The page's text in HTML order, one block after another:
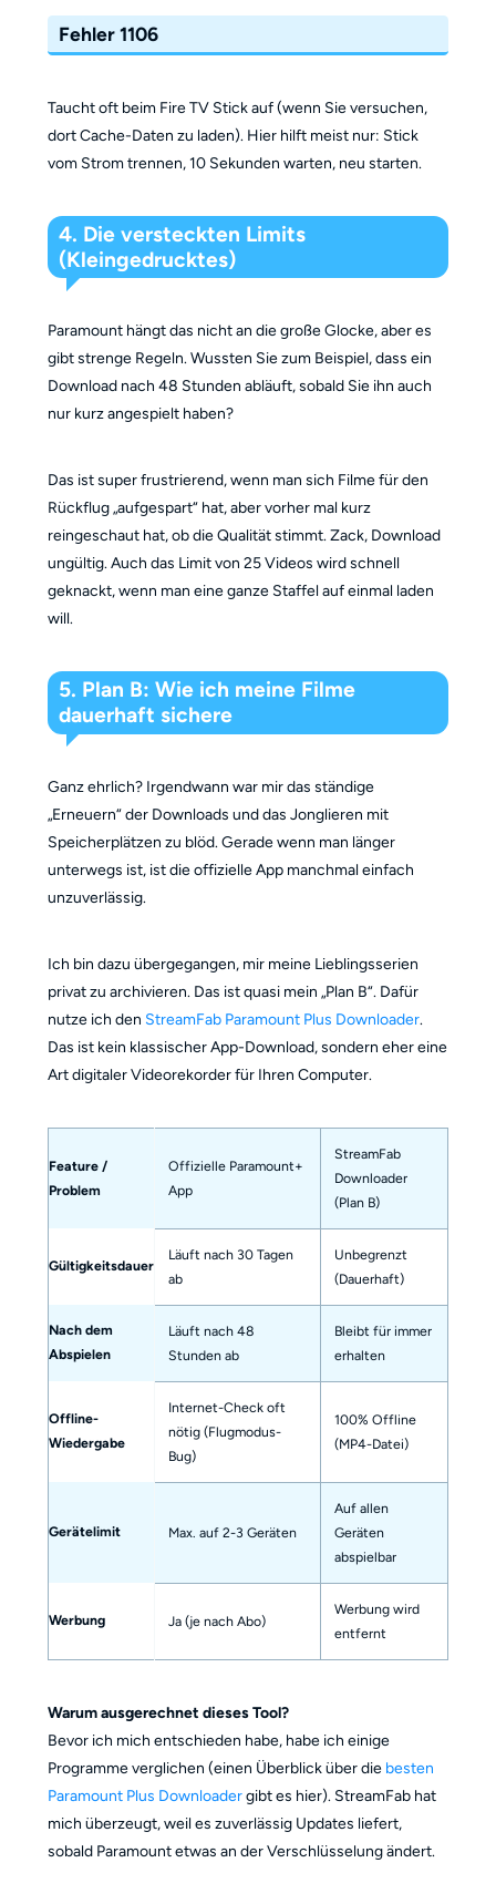
Fehler 1106
Taucht oft beim Fire TV Stick auf (wenn Sie versuchen,
dort Cache-Daten zu laden). Hier hilft meist nur: Stick
vom Strom trennen, 10 Sekunden warten, neu starten.
4. Die versteckten Limits
(Kleingedrucktes)
Paramount hängt das nicht an die große Glocke, aber es
gibt strenge Regeln. Wussten Sie zum Beispiel, dass ein
Download nach 48 Stunden abläuft, sobald Sie ihn auch
nur kurz angespielt haben?
Das ist super frustrierend, wenn man sich Filme für den
Rückflug „aufgespart“ hat, aber vorher mal kurz
reingeschaut hat, ob die Qualität stimmt. Zack, Download
ungültig. Auch das Limit von 25 Videos wird schnell
geknackt, wenn man eine ganze Staffel auf einmal laden
will.
5. Plan B: Wie ich meine Filme
dauerhaft sichere
Ganz ehrlich? Irgendwann war mir das ständige
„Erneuern“ der Downloads und das Jonglieren mit
Speicherplätzen zu blöd. Gerade wenn man länger
unterwegs ist, ist die offizielle App manchmal einfach
unzuverlässig.
Ich bin dazu übergegangen, mir meine Lieblingsserien
privat zu archivieren. Das ist quasi mein „Plan B“. Dafür
nutze ich den StreamFab Paramount Plus Downloader.
Das ist kein klassischer App-Download, sondern eher eine
Art digitaler Videorekorder für Ihren Computer.
Feature /
Problem
Offizielle Paramount+
App
StreamFab
Downloader
(Plan B)
Gültigkeitsdauer
Läuft nach 30 Tagen
ab
Unbegrenzt
(Dauerhaft)
Nach dem
Abspielen
Läuft nach 48
Stunden ab
Bleibt für immer
erhalten
Offline-
Wiedergabe
Internet-Check oft
nötig (Flugmodus-
Bug)
100% Offline
(MP4-Datei)
Gerätelimit Max. auf 2-3 Geräten
Auf allen
Geräten
abspielbar
Werbung Ja (je nach Abo)
Werbung wird
entfernt
Warum ausgerechnet dieses Tool?
Bevor ich mich entschieden habe, habe ich einige
Programme verglichen (einen Überblick über die besten
Paramount Plus Downloadergibt es hier). StreamFab hat
mich überzeugt, weil es zuverlässig Updates liefert,
sobald Paramount etwas an der Verschlüsselung ändert.